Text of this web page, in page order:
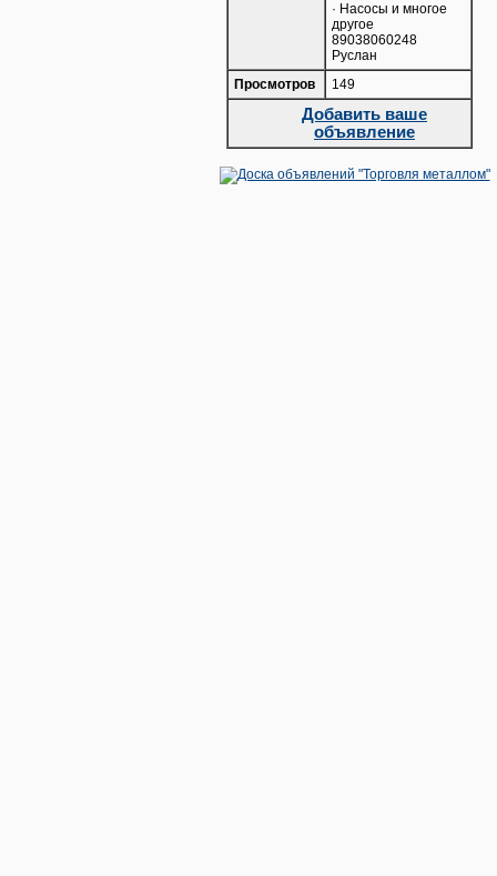
· Насосы и многое
другое
89038060248
Руслан
Просмотров
149
Добавить ваше
объявление